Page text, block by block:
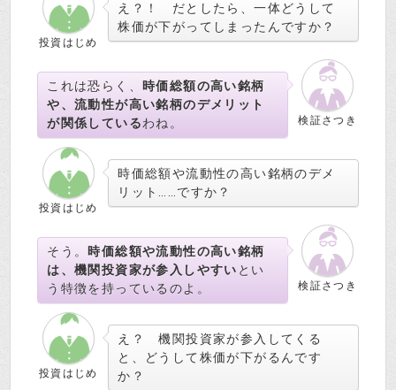
投資はじめ
え？！ だとしたら、一体どうして
株価が下がってしまったんですか？
検証さつき
これは恐らく、 時価総額の高い銘柄
や、流動性が高い銘柄のデメリット
が関係しているわね。
投資はじめ
時価総額や流動性の高い銘柄のデメ
リット……ですか？
検証さつき
そう。 時価総額や流動性の高い銘柄
は、機関投資家が参入しやすい とい
う特徴を持っているのよ。
投資はじめ
え？ 機関投資家が参入してくる
と、どうして株価が下がるんです
か？